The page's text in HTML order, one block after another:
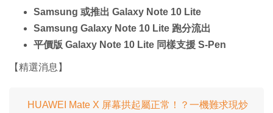
Samsung 或推出 Galaxy Note 10 Lite
Samsung Galaxy Note 10 Lite 跑分流出
平價版 Galaxy Note 10 Lite 同樣支援 S-Pen
【精選消息】
HUAWEI Mate X 屏幕拱起屬正常！？一機難求現炒